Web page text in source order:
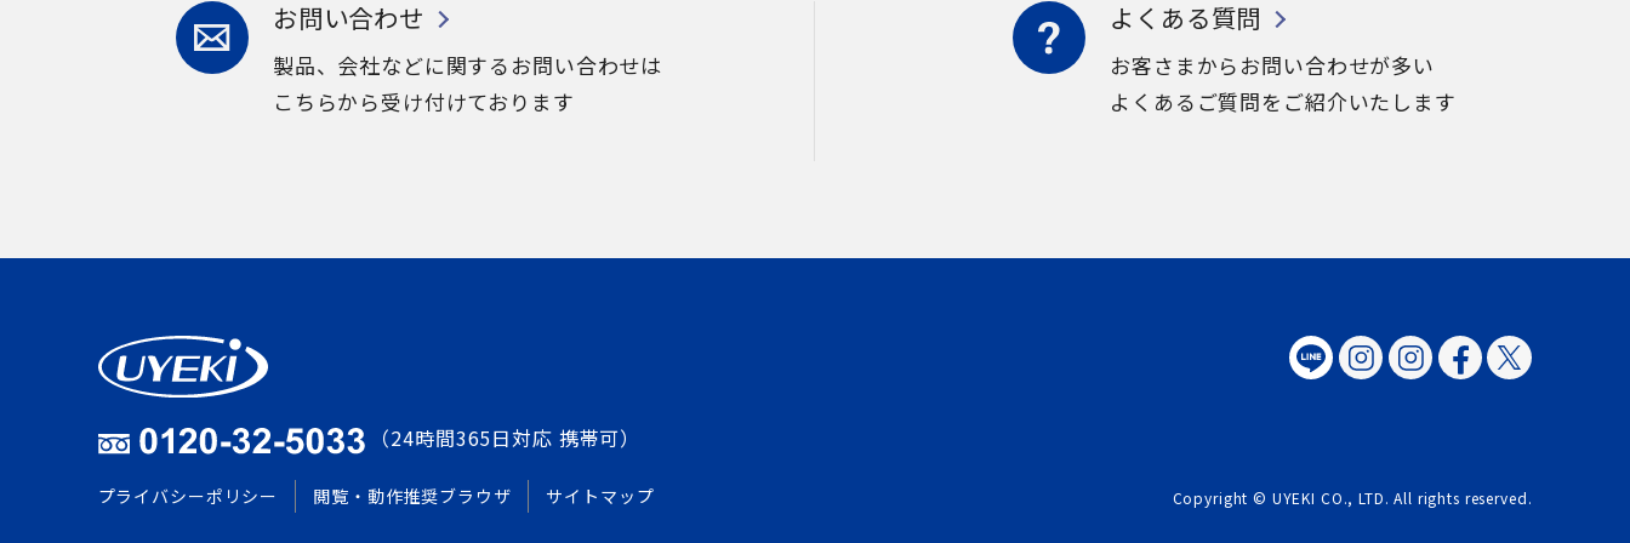
お問い合わせ
製品、会社などに関するお問い合わせは
こちらから受け付けております
よくある質問
お客さまからお問い合わせが多い
よくあるご質問をご紹介いたします
（24時間365日対応 携帯可）
プライバシーポリシー 閲覧・動作推奨ブラウザ サイトマップ Copyright © UYEKI CO., LTD. All rights reserved.